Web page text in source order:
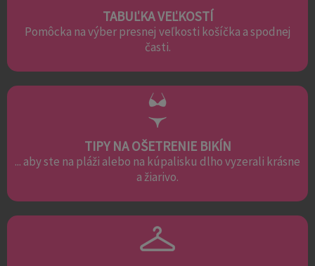
TABUĽKA VEĽKOSTÍ
Pomôcka na výber presnej veľkosti košíčka a spodnej
časti.
TIPY NA OŠETRENIE BIKÍN
... aby ste na pláži alebo na kúpalisku dlho vyzerali krásne
a žiarivo.